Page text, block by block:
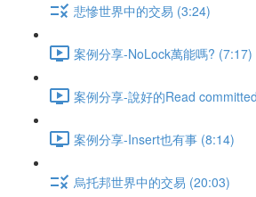
悲慘世界中的交易 (3:24)
案例分享-NoLock萬能嗎? (7:17)
案例分享-說好的Read
案例分享-Insert也有事 (8:14)
烏托邦世界中的交易 (20:03)